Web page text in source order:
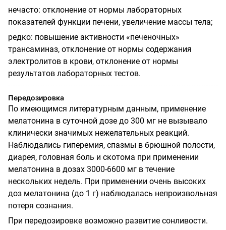
нечасто: отклонение от нормы лабораторных
показателей функции печени, увеличение массы тела;
редко: повышение активности «печеночных»
трансаминаз, отклонение от нормы содержания
электролитов в крови, отклонение от нормы
результатов лабораторных тестов.
Передозировка
По имеющимся литературным данным, применение
мелатонина в суточной дозе до 300 мг не вызывало
клинически значимых нежелательных реакций.
Наблюдались гиперемия, спазмы в брюшной полости,
диарея, головная боль и скотома при применении
мелатонина в дозах 3000-6600 мг в течение
нескольких недель. При применении очень высоких
доз мелатонина (до 1 г) наблюдалась непроизвольная
потеря сознания.
При передозировке возможно развитие сонливости.